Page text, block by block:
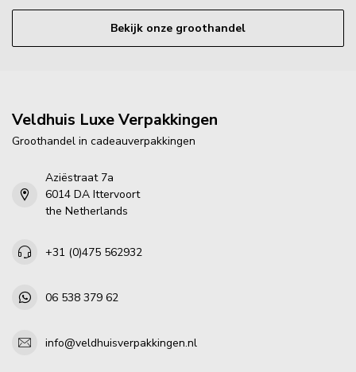
Bekijk onze groothandel
Veldhuis Luxe Verpakkingen
Groothandel in cadeauverpakkingen
Aziëstraat 7a
6014 DA Ittervoort
the Netherlands
+31 (0)475 562932
06 538 379 62
info@veldhuisverpakkingen.nl